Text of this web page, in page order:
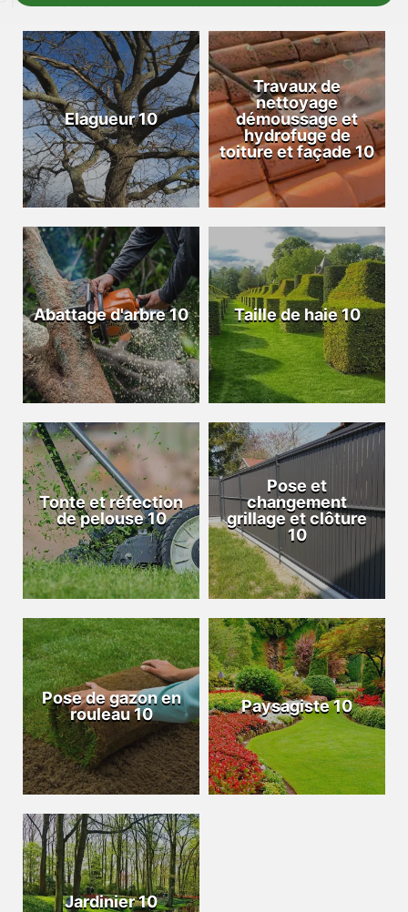
Elagueur 10
Travaux de
nettoyage
démoussage et
hydrofuge de
toiture et façade 10
Abattage d'arbre 10 Taille de haie 10
Tonte et réfection
de pelouse 10
Pose et
changement
grillage et clôture
10
Pose de gazon en
rouleau 10
Paysagiste 10
Jardinier 10